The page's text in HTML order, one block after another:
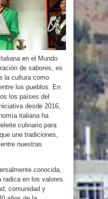
en el Mundo
de sabores, es
la cultura como
los pueblos. En
los países del
desde 2016,
italiana ha
culinario para
une tradiciones,
nuestras
conocida,
radica en los valores
comunidad y